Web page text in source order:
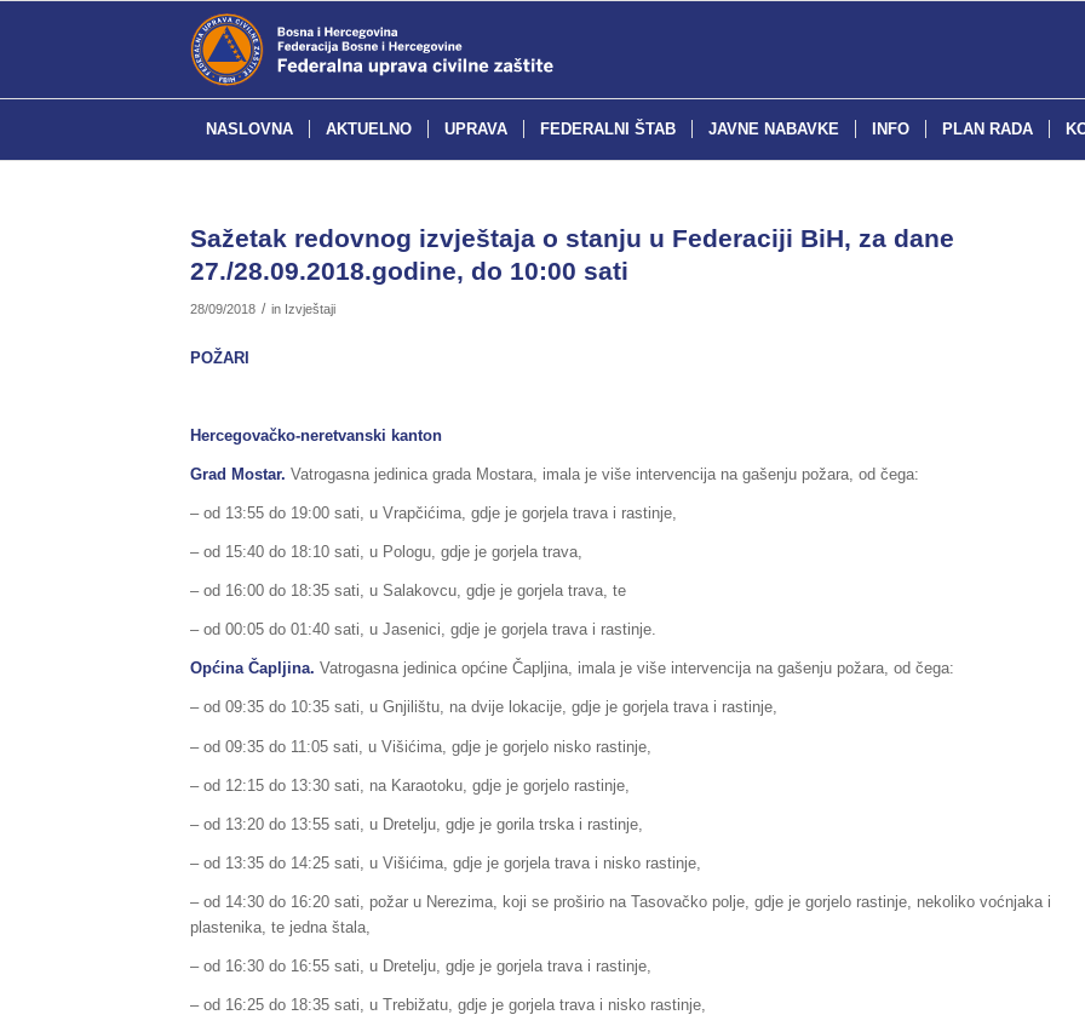
NASLOVNA AKTUELNO UPRAVA FEDERALNI ŠTAB JAVNE NABAVKE INFO PLAN RADA
Sažetak redovnog izvještaja o stanju u Federaciji BiH, za dane
27./28.09.2018.godine, do 10:00 sati
28/09/2018 / in Izvještaji
POŽARI
Hercegovačko-neretvanski kanton
Grad Mostar. Vatrogasna jedinica grada Mostara, imala je više intervencija na gašenju požara, od čega:
– od 13:55 do 19:00 sati, u Vrapčićima, gdje je gorjela trava i rastinje,
– od 15:40 do 18:10 sati, u Pologu, gdje je gorjela trava,
– od 16:00 do 18:35 sati, u Salakovcu, gdje je gorjela trava, te
– od 00:05 do 01:40 sati, u Jasenici, gdje je gorjela trava i rastinje.
Općina Čapljina. Vatrogasna jedinica općine Čapljina, imala je više intervencija na gašenju požara, od čega:
– od 09:35 do 10:35 sati, u Gnjilištu, na dvije lokacije, gdje je gorjela trava i rastinje,
– od 09:35 do 11:05 sati, u Višićima, gdje je gorjelo nisko rastinje,
– od 12:15 do 13:30 sati, na Karaotoku, gdje je gorjelo rastinje,
– od 13:20 do 13:55 sati, u Dretelju, gdje je gorila trska i rastinje,
– od 13:35 do 14:25 sati, u Višićima, gdje je gorjela trava i nisko rastinje,
– od 14:30 do 16:20 sati, požar u Nerezima, koji se proširio na Tasovačko polje, gdje je gorjelo rastinje, nekoliko voćnjaka i
plastenika, te jedna štala,
– od 16:30 do 16:55 sati, u Dretelju, gdje je gorjela trava i rastinje,
– od 16:25 do 18:35 sati, u Trebižatu, gdje je gorjela trava i nisko rastinje,